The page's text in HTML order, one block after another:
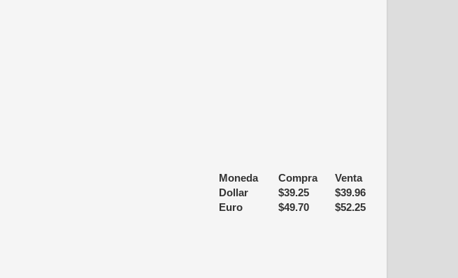
Moneda Compra
Venta
Dollar
$39.25 $39.96
Euro
$49.70 $52.25